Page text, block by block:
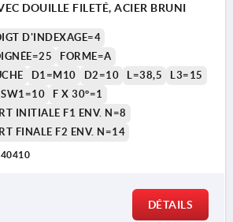
DOUILLE FILETÉ, ACIER BRUNI
D'INDEXAGE=4
FORME=A
D1=M10 D2=10 L=38,5
L3=15
SW1=10
F X 30°=1
INITIALE F1 ENV. N=8
FINALE F2 ENV. N=14
DÉTAILS